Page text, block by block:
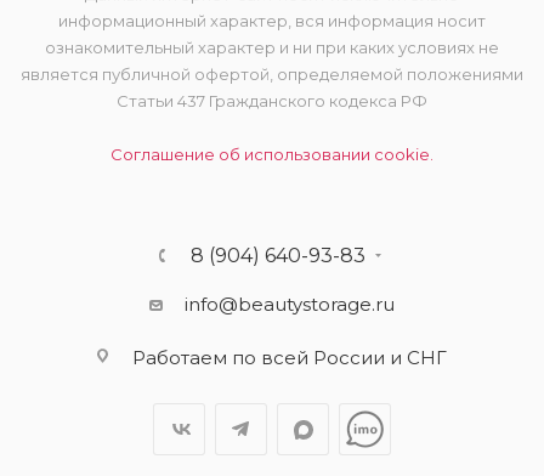
информационный характер, вся информация носит
ознакомительный характер и ни при каких условиях не
является публичной офертой, определяемой положениями
Статьи 437 Гражданского кодекса РФ
Соглашение об использовании cookie.
8 (904) 640-93-83
info@beautystorage.ru
Работаем по всей России и СНГ